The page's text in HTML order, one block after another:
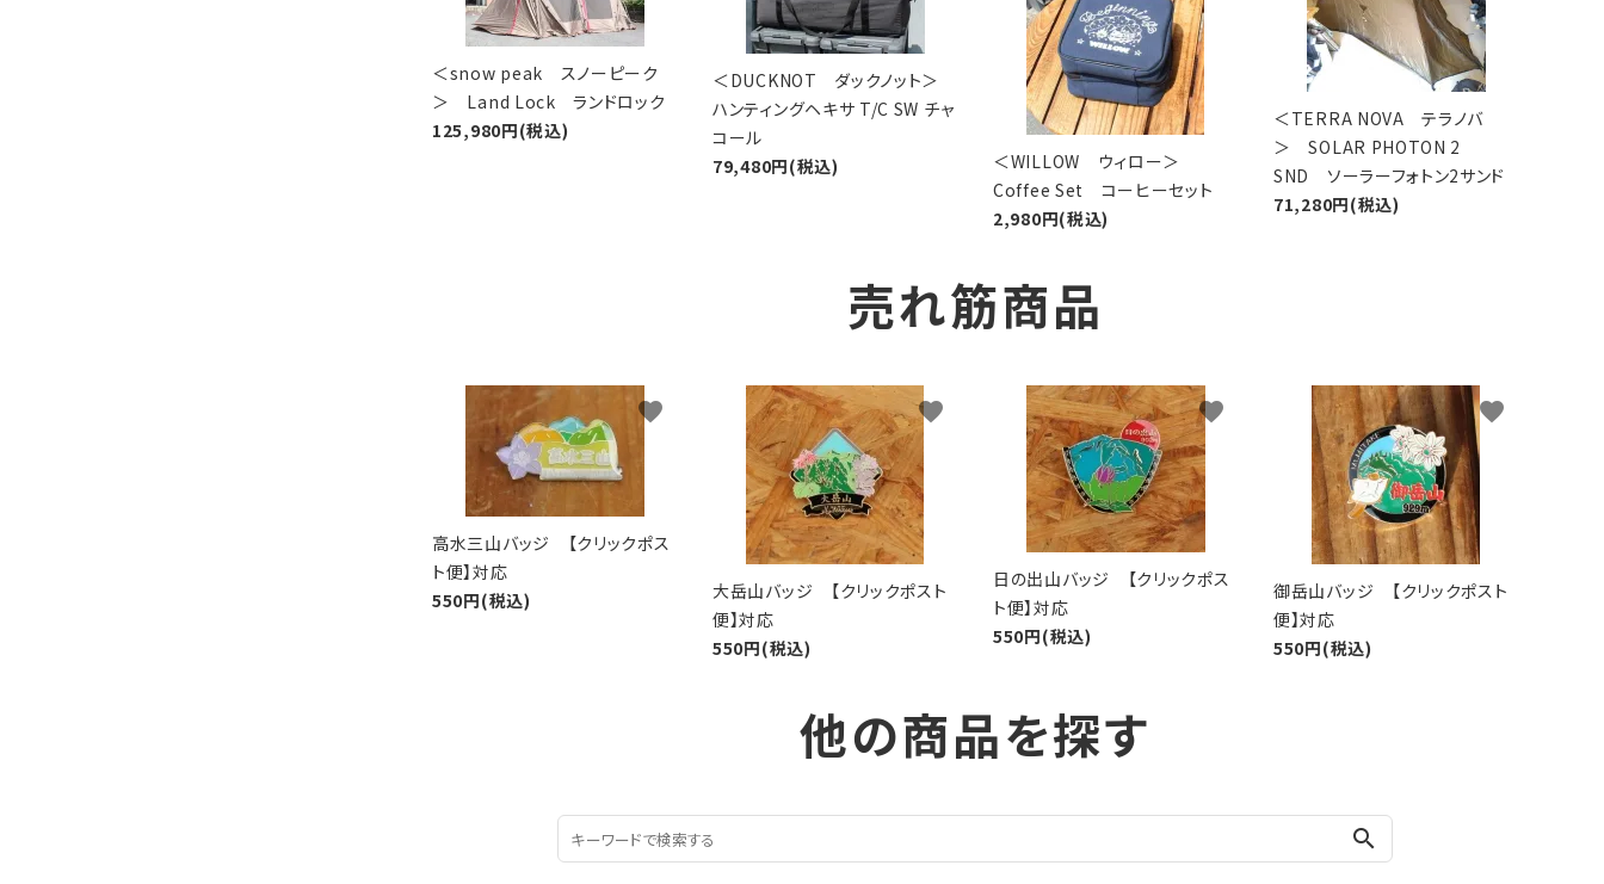
＜snow peak スノーピーク
＞ Land Lock ランドロック
125,980円(税込)
＜DUCKNOT ダックノット＞
ハンティングヘキサ T/C SW チャ
コール
79,480円(税込)
＜WILLOW ウィロー＞
Coffee Set コーヒーセット
2,980円(税込)
＜TERRA NOVA テラノバ
＞ SOLAR PHOTON 2
SND ソーラーフォトン2サンド
71,280円(税込)
売れ筋商品
高水三山バッジ 【クリックポス
ト便】対応
550円(税込)
favorite
大岳山バッジ 【クリックポスト
便】対応
550円(税込)
favorite
日の出山バッジ 【クリックポス
ト便】対応
550円(税込)
favorite
御岳山バッジ 【クリックポスト
便】対応
550円(税込)
favorite
他の商品を探す
search